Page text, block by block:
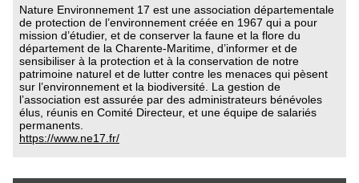
Nature Environnement 17 est une association départementale
de protection de l’environnement créée en 1967 qui a pour
mission d’étudier, et de conserver la faune et la flore du
département de la Charente-Maritime, d’informer et de
sensibiliser à la protection et à la conservation de notre
patrimoine naturel et de lutter contre les menaces qui pèsent
sur l’environnement et la biodiversité. La gestion de
l’association est assurée par des administrateurs bénévoles
élus, réunis en Comité Directeur, et une équipe de salariés
permanents.
https://www.ne17.fr/